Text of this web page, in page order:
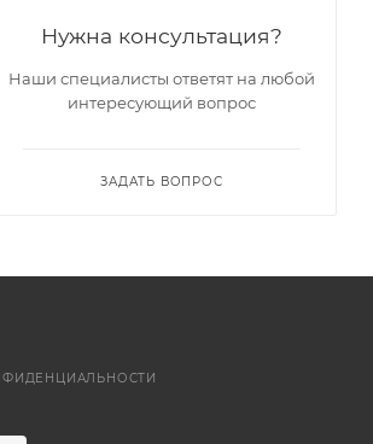
Нужна консультация?
Наши специалисты ответят на любой
интересующий вопрос
ЗАДАТЬ ВОПРОС